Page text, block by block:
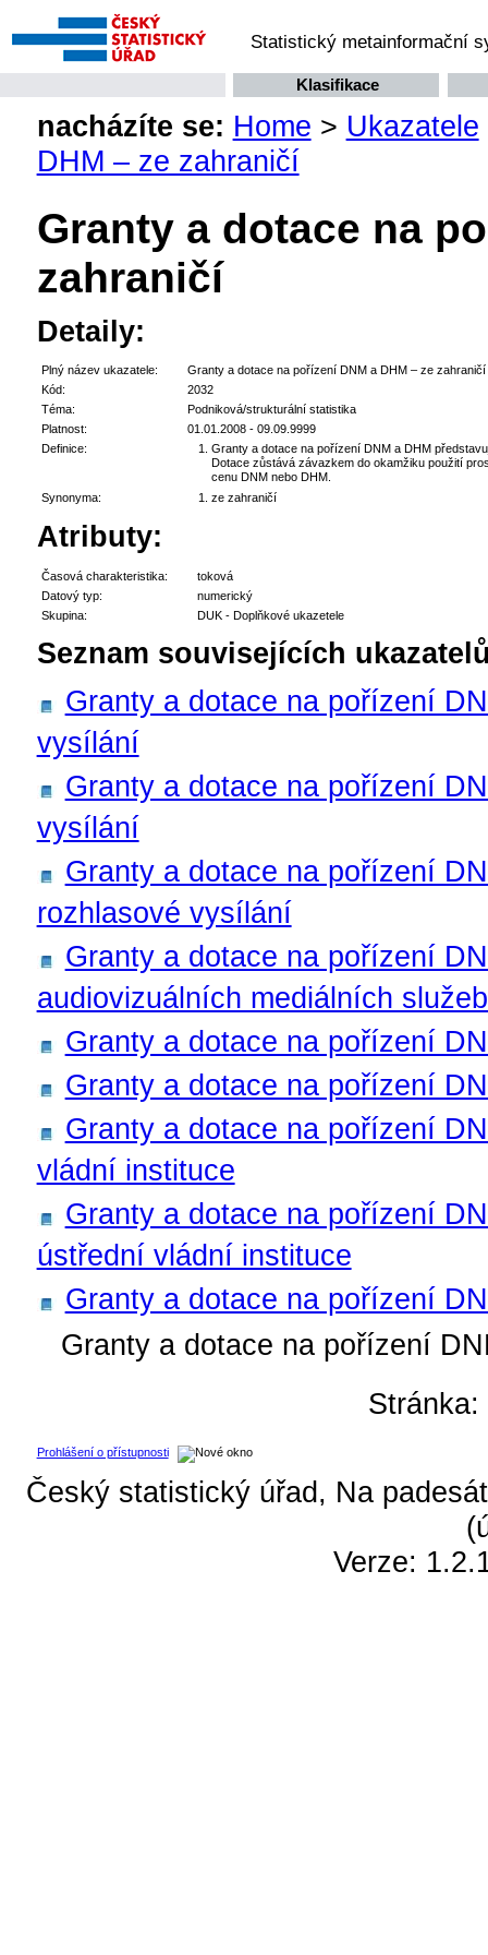
Statistický metainformační
Klasifikace
nacházíte se: Home > Ukazatele
DHM – ze zahraničí
Granty a dotace na
zahraničí
Detaily:
Plný název ukazatele:
Granty a dotace na pořízení DNM a DHM – ze zahraničí
Kód:
2032
Téma:
Podniková/strukturální statistika
Platnost:
01.01.2008 - 09.09.9999
Definice:
Granty a dotace na pořízení DNM a DHM
Dotace zůstává závazkem do okamžiku použití
cenu DNM nebo DHM.
Synonyma:
ze zahraničí
Atributy:
Časová charakteristika:
toková
Datový typ:
numerický
Skupina:
DUK - Doplňkové ukazetele
Seznam souvisejících
Granty a dotace na pořízení
vysílání
Granty a dotace na pořízení
vysílání
Granty a dotace na pořízení
rozhlasové vysílání
Granty a dotace na pořízení
audiovizuálních mediálních
Granty a dotace na pořízení
Granty a dotace na pořízení
Granty a dotace na pořízení
vládní instituce
Granty a dotace na pořízení
ústřední vládní instituce
Granty a dotace na pořízení
Granty a dotace na pořízení
Prohlášení o přístupnosti
Český statistický úřad, Na
Verze: